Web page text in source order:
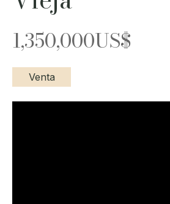
1,350,000US$
Venta